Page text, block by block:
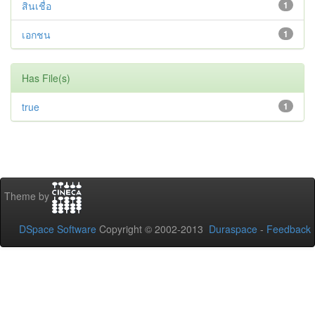
1
สินเชื่อ
1
เอกชน
Has File(s)
1
true
Theme by
DSpace Software Copyright © 2002-2013 Duraspace - Feedback